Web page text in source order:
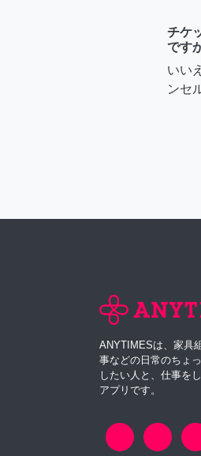
チケ
です
いい
ンセ
ANYTIMESは、家具
事などの日常のちょ
したい人と、仕事を
アプリです。